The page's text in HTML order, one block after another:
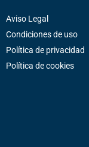
Aviso Legal
Condiciones de uso
Política de privacidad
Política de cookies